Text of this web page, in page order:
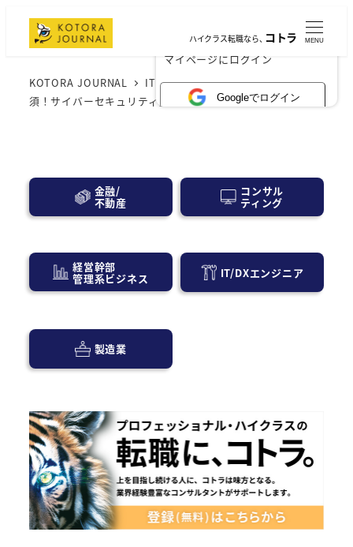
×
マイページにログイン
Googleでログイン
ハイクラス転職なら、コトラ MENU
KOTORA JOURNAL IT業界
サイバー攻撃対策に必
須！サイバーセキュリティ基本法の改正ポイント解説
金融/
不動産
コンサル
ティング
経営幹部
管理系ビジネス IT/DXエンジニア
製造業